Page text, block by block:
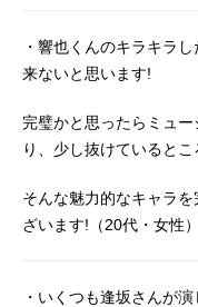
・響也くんのキラキラ
来ないと思います!
完璧かと思ったらミュ
り、少し抜けていると
そんな魅力的なキャラ
ざいます!（20代・女性）
・いくつも逢坂さんが